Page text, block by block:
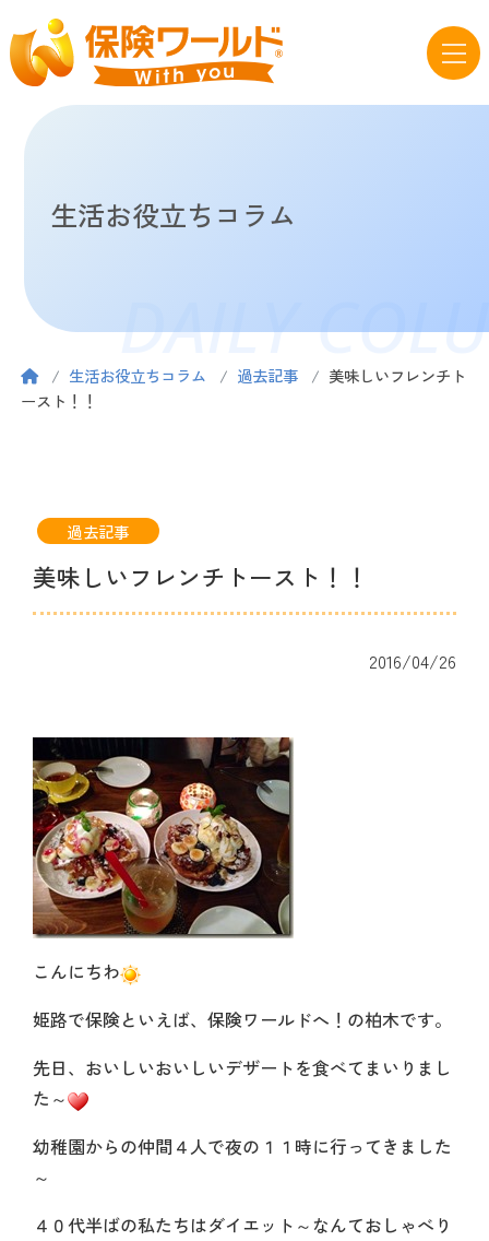
生活お役立ちコラム
DAILY
生活お役立ちコラム 過去記事
美味しいフレンチト
ースト！！
過去記事
美味しいフレンチトースト！！
2016/04/26
こんにちわ
姫路で保険といえば、保険ワールドへ！の柏木です。
先日、おいしいおいしいデザートを食べてまいりまし
た～
幼稚園からの仲間４人で夜の１１時に行ってきました
～
４０代半ばの私たちはダイエット～なんておしゃべり